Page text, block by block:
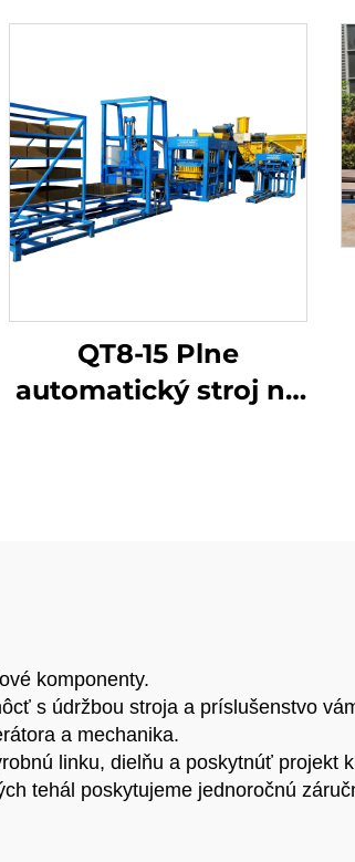
QT8-15 Plne
automatický stroj na
komponenty.
s údržbou stroja a príslušenstvo
a mechanika.
linku, dielňu a poskytnúť projekt
tehál poskytujeme jednoročnú